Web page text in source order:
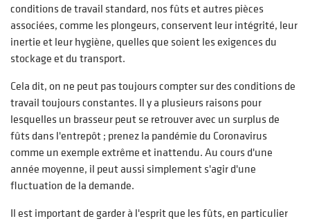
conditions de travail standard, nos fûts et autres pièces
associées, comme les plongeurs, conservent leur intégrité, leur
inertie et leur hygiène, quelles que soient les exigences du
stockage et du transport.
Cela dit, on ne peut pas toujours compter sur des conditions de
travail toujours constantes. Il y a plusieurs raisons pour
lesquelles un brasseur peut se retrouver avec un surplus de
fûts dans l'entrepôt ; prenez la pandémie du Coronavirus
comme un exemple extrême et inattendu. Au cours d'une
année moyenne, il peut aussi simplement s'agir d'une
fluctuation de la demande.
Il est important de garder à l'esprit que les fûts, en particulier